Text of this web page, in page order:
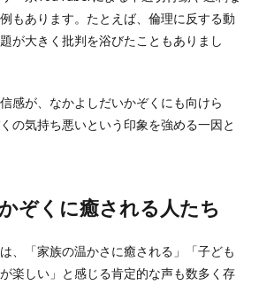
もあります。たとえば、倫理に反する動
が大きく批判を浴びたこともありまし
感が、なかよしだいかぞくにも向けら
の気持ち悪いという印象を強める一因と
ぞくに癒される人たち
、「家族の温かさに癒される」「子ども
楽しい」と感じる肯定的な声も数多く存